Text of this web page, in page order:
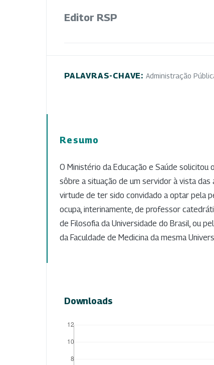
Editor RSP
PALAVRAS-CHAVE: Administração
Resumo
O Ministério da Educação e Saúde solicitou
sôbre a situação de um servidor à vista das
virtude de ter sido convidado a optar pela
ocupa, interinamente, de professor
de Filosofia da Universidade do Brasil, ou
da Faculdade de Medicina da mesma
Downloads